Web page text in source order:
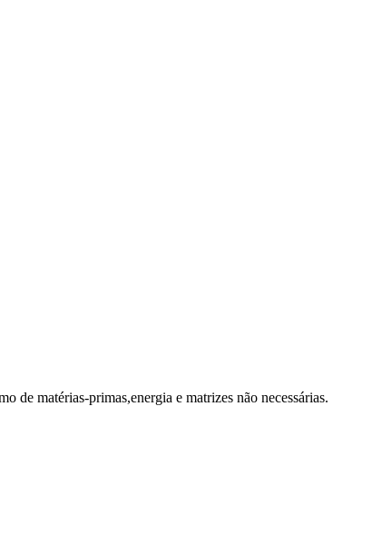
de matérias-primas,energia e matrizes não necessárias.